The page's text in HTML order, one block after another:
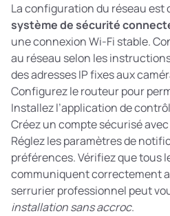
La configuration du réseau est
système de sécurité
une connexion Wi-Fi stable.
au réseau selon les
des adresses IP fixes aux
Configurez le routeur pour
Installez l’application de
Créez un compte sécurisé
Réglez les paramètres de
préférences. Vérifiez que tous
communiquent correctement
serrurier professionnel peut
installation sans accroc.